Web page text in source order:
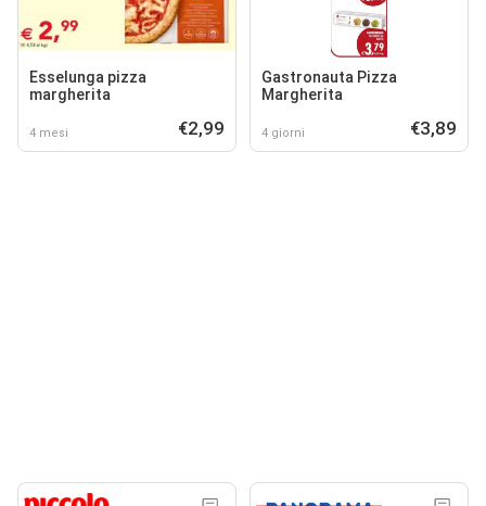
Esselunga pizza
margherita
4 mesi €2,99
Gastronauta Pizza
Margherita
4 giorni €3,89